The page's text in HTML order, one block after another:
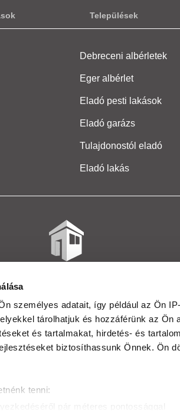
személyes adatait, így például az Ön
tárolhatjuk és hozzáférünk az Ön
és tartalmakat, hirdetés- és
biztosíthassunk Önnek. Ön
tenni:
Települések
Debreceni albérletek
Eger albérlet
Eladó pesti lakások
Eladó garázs
Tulajdonostól eladó
Eladó lakás